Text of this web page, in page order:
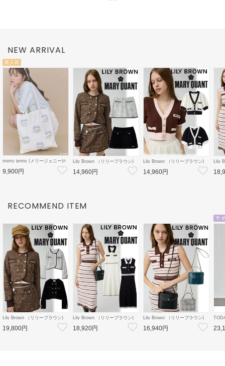
NEW ARRIVAL
再入荷
merry jenny (メリージェニー)ﾊ
【2826419012】トートバッグ
【ちいかわコラボ】
9,900円
Lily Brown （リリーブラウン)
【LB×MARY QUANT】ミニス
カート 26秋冬
【LWFS264101】フレアスカー
14,960円
Lily Brown （リリーブラウン)
【LB×MARY QUANT】ニット
カーディガン 26秋冬
【LWND264109】カーディガン
14,960円
Lily
ット
【
RECOMMEND ITEM
Lily Brown （リリーブラウン)
【LB×MARY QUANT】ダブル
ボタンジャケット 26秋冬
【LWFJ264100】ジャケット
19,800円
Lily Brown （リリーブラウン)
【LB×MARY QUANT】ポロニ
ットワンピース 26秋冬
【LWNO264110】フレアワンピ
18,920円
Lily Brown （リリーブラウン)
【LB×MARY QUANT】スタッ
ズバニティバッグ 26秋冬
【LWGB264343】ハンド・ショ
16,940円
予
26秋